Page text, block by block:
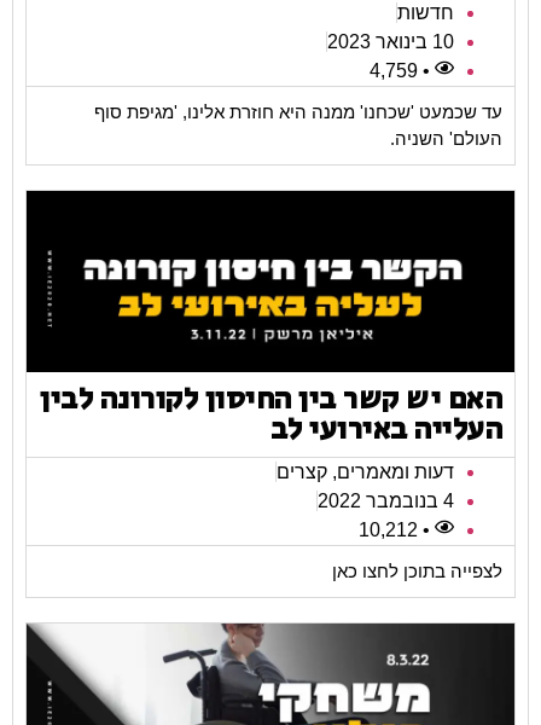
חדשות
10 בינואר 2023
• 4,759
עד שכמעט 'שכחנו' ממנה היא חוזרת אלינו, 'מגיפת סוף
העולם' השניה.
האם יש קשר בין החיסון לקורונה לבין
העלייה באירועי לב
דעות ומאמרים, קצרים
4 בנובמבר 2022
• 10,212
לצפייה בתוכן לחצו כאן